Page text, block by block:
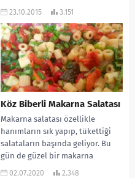
oluyor. Özellikle ızgara ve fırında
23.10.2015 3.151
Köz Biberli Makarna Salatası
Makarna salatası özellikle
hanımların sık yapıp, tükettiği
salataların başında geliyor. Bu
gün de güzel bir makarna
salatası yapacağız. İçeriği klasik...
02.07.2020 2.348